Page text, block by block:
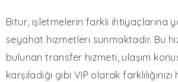
Bitur, işletmelerin farklı ihtiyaçlarına
seyahat hizmetleri sunmaktadır. Bu
bulunan transfer hizmeti, ulaşım
karşıladığı gibi VIP olarak